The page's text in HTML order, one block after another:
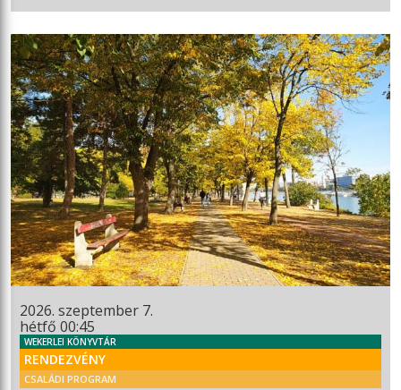
2026. szeptember 7.
hétfő 00:45
WEKERLEI KÖNYVTÁR
RENDEZVÉNY
CSALÁDI PROGRAM